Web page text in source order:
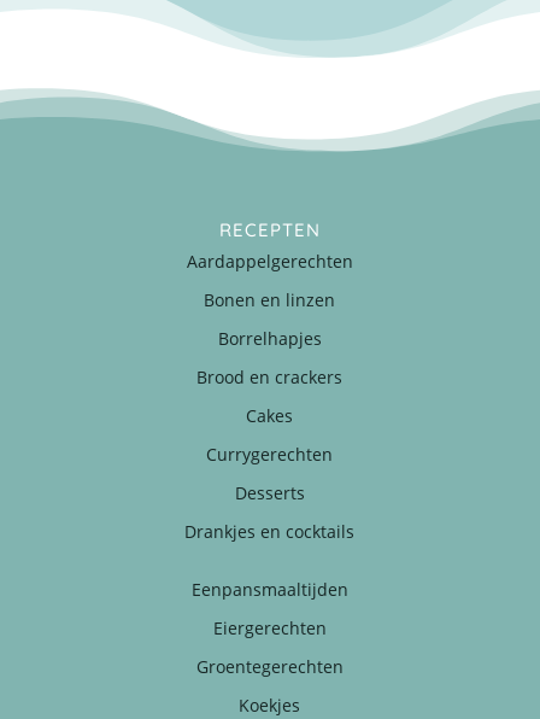
RECEPTEN
Aardappelgerechten
Bonen en linzen
Borrelhapjes
Brood en crackers
Cakes
Currygerechten
Desserts
Drankjes en cocktails
Eenpansmaaltijden
Eiergerechten
Groentegerechten
Koekjes